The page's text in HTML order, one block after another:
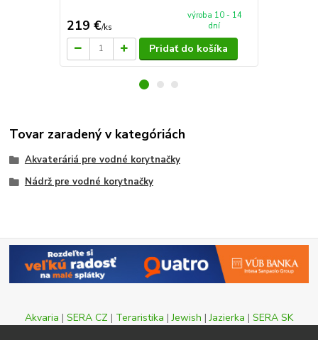
219 €/ks
výroba 10 - 14
dní
Pridať do košíka
Tovar zaradený v kategóriách
Akvateráriá pre vodné korytnačky
Nádrž pre vodné korytnačky
Akvaria | SERA CZ | Teraristika |Jewish |Jazierka | SERA SK